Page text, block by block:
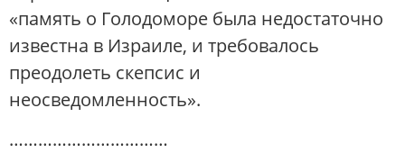
«память о Голодоморе была недостаточно
известна в Израиле, и требовалось
преодолеть скепсис и
неосведомленность».
……………………………